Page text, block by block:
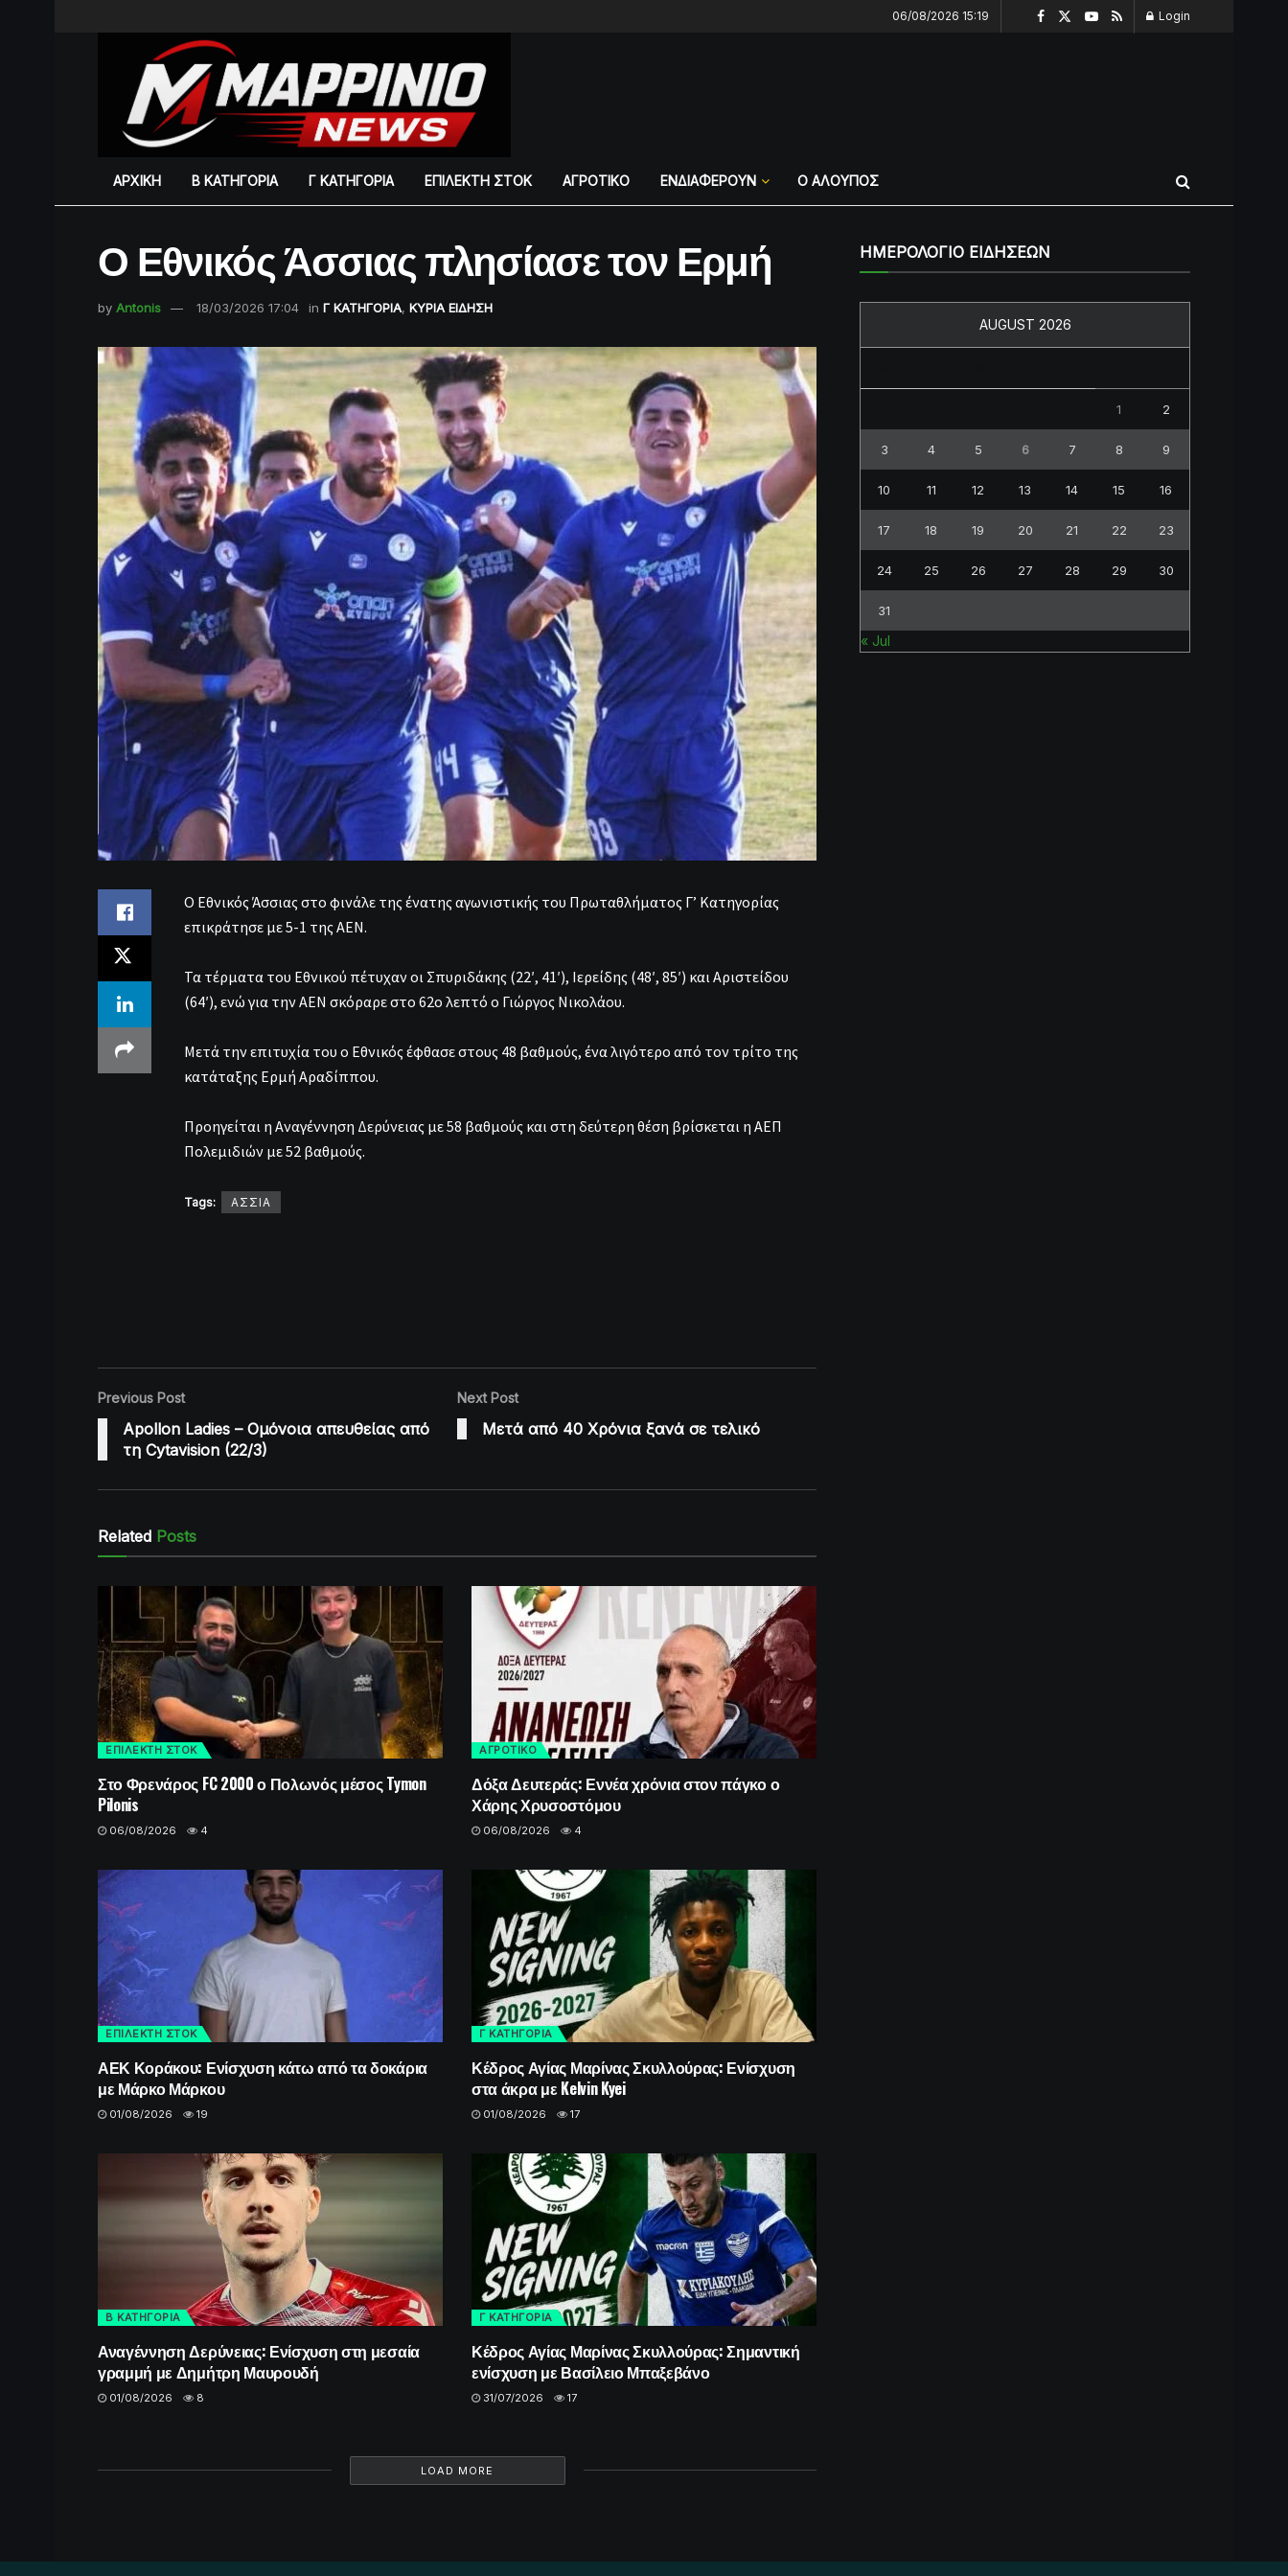
06/08/2026 15:19 Login
ΑΡΧΙΚΗ Β ΚΑΤΗΓΟΡΙΑ Γ ΚΑΤΗΓΟΡΙΑ ΕΠΙΛΕΚΤΗ ΣΤΟΚ ΑΓΡΟΤΙΚΟ ΕΝΔΙΑΦΕΡΟΥΝ Ο ΑΛΟΥΠΟΣ
Ο Εθνικός Άσσιας πλησίασε τον Ερμή
by Antonis 18/03/2026 17:04 in Γ ΚΑΤΗΓΟΡΙΑ, ΚΥΡΙΑ ΕΙΔΗΣΗ
Ο Εθνικός Άσσιας στο φινάλε της ένατης αγωνιστικής του Πρωταθλήματος Γ’ Κατηγορίας
επικράτησε με 5-1 της ΑΕΝ.
Τα τέρματα του Εθνικού πέτυχαν οι Σπυριδάκης (22′, 41′), Ιερείδης (48′, 85′) και Αριστείδου
(64′), ενώ για την ΑΕΝ σκόραρε στο 62ο λεπτό ο Γιώργος Νικολάου.
Μετά την επιτυχία του ο Εθνικός έφθασε στους 48 βαθμούς, ένα λιγότερο από τον τρίτο της
κατάταξης Ερμή Αραδίππου.
Προηγείται η Αναγέννηση Δερύνειας με 58 βαθμούς και στη δεύτερη θέση βρίσκεται η ΑΕΠ
Πολεμιδιών με 52 βαθμούς.
Tags: ΑΣΣΙΑ
Previous Post
Apollon Ladies – Ομόνοια απευθείας από
τη Cytavision (22/3)
Next Post
Μετά από 40 Χρόνια ξανά σε τελικό
Related Posts
ΕΠΙΛΕΚΤΗ ΣΤΟΚ
Στο Φρενάρος FC 2000 ο Πολωνός μέσος Tymon
Pilonis
06/08/2026 4
ΑΓΡΟΤΙΚΟ
Δόξα Δευτεράς: Εννέα χρόνια στον πάγκο ο
Χάρης Χρυσοστόμου
06/08/2026 4
ΕΠΙΛΕΚΤΗ ΣΤΟΚ
ΑΕΚ Κοράκου: Ενίσχυση κάτω από τα δοκάρια
με Μάρκο Μάρκου
01/08/2026 19
Γ ΚΑΤΗΓΟΡΙΑ
Κέδρος Αγίας Μαρίνας Σκυλλούρας: Ενίσχυση
στα άκρα με Kelvin Kyei
01/08/2026 17
Β ΚΑΤΗΓΟΡΙΑ
Αναγέννηση Δερύνειας: Ενίσχυση στη μεσαία
γραμμή με Δημήτρη Μαυρουδή
01/08/2026 8
Γ ΚΑΤΗΓΟΡΙΑ
Κέδρος Αγίας Μαρίνας Σκυλλούρας: Σημαντική
ενίσχυση με Βασίλειο Μπαξεβάνο
31/07/2026 17
LOAD MORE
ΗΜΕΡΟΛΟΓΙΟ ΕΙΔΗΣΕΩΝ
AUGUST 2026
1 2
3 4 5 6 7 8 9
10 11 12 13 14 15 16
17 18 19 20 21 22 23
24 25 26 27 28 29 30
31
« Jul